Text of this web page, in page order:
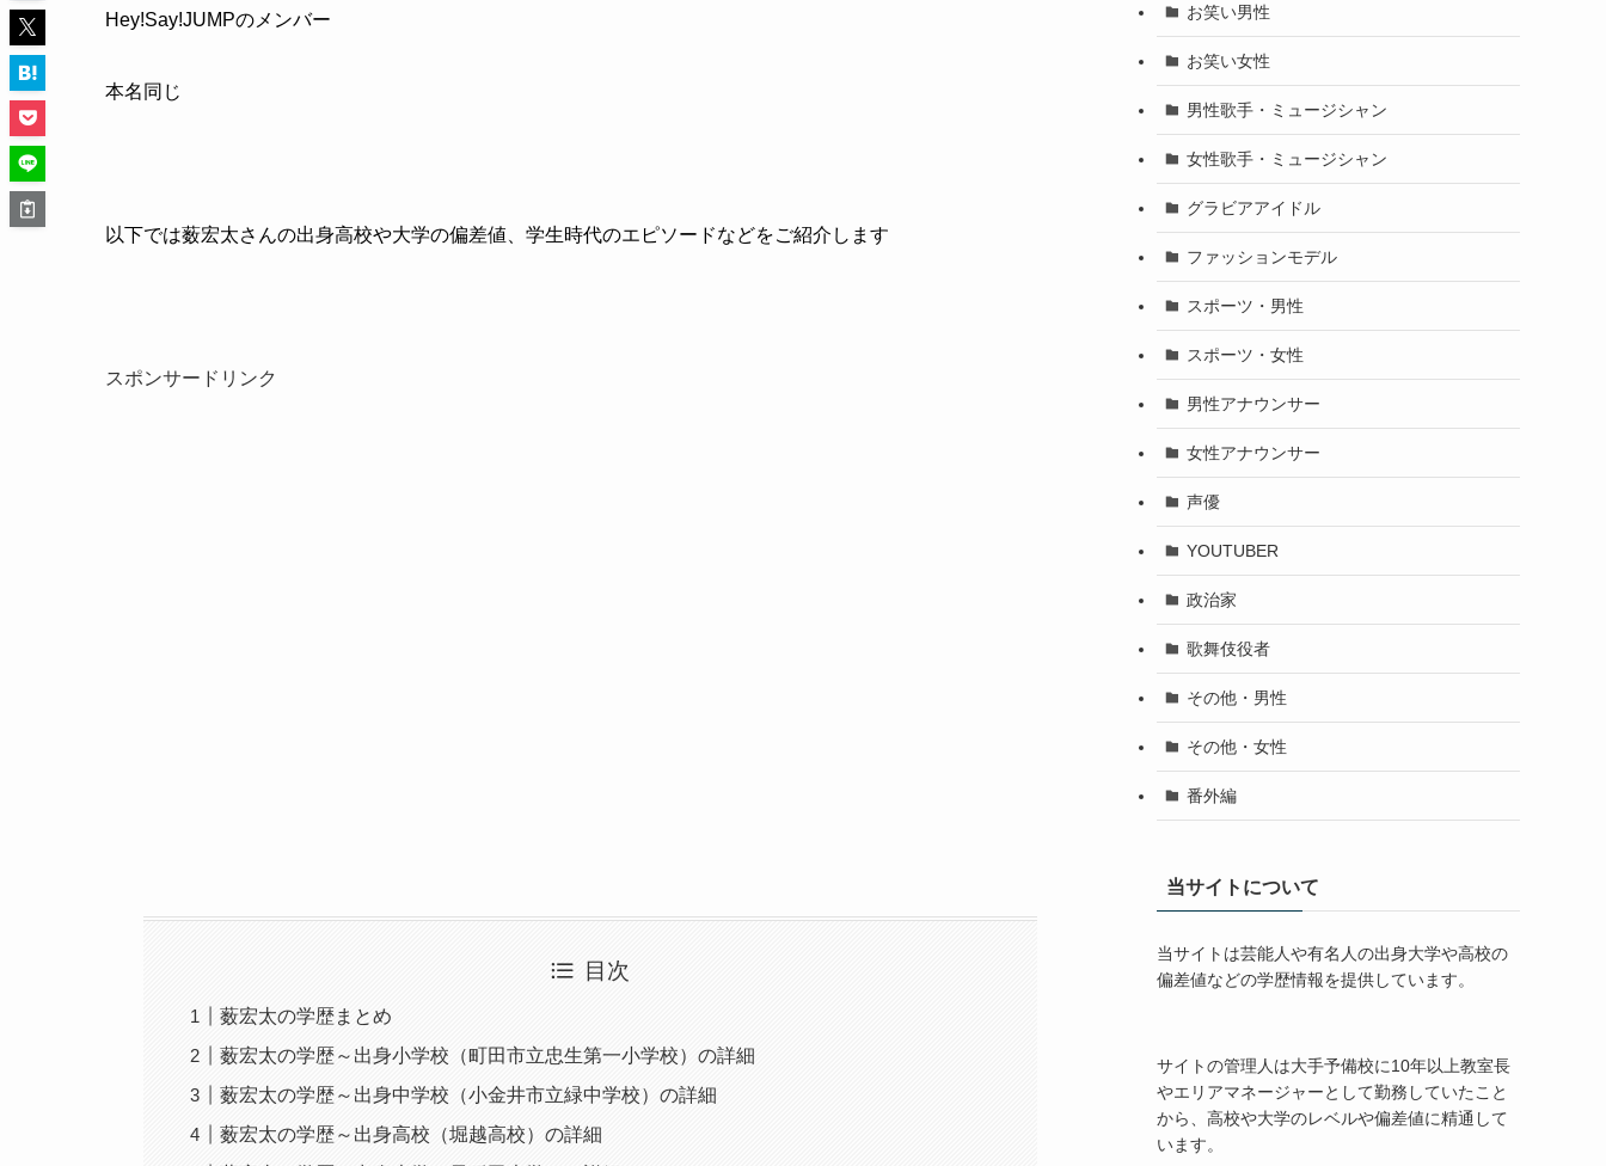
Hey!Say!JUMPのメンバー
本名同じ
以下では薮宏太さんの出身高校や大学の偏差値、学生時代のエピソードなどをご紹介します
スポンサードリンク
目次
薮宏太の学歴まとめ
薮宏太の学歴～出身小学校（町田市立忠生第一小学校）の詳細
薮宏太の学歴～出身中学校（小金井市立緑中学校）の詳細
薮宏太の学歴～出身高校（堀越高校）の詳細
お笑い男性
お笑い女性
男性歌手・ミュージシャン
女性歌手・ミュージシャン
グラビアアイドル
ファッションモデル
スポーツ・男性
スポーツ・女性
男性アナウンサー
女性アナウンサー
声優
YOUTUBER
政治家
歌舞伎役者
その他・男性
その他・女性
番外編
当サイトについて
当サイトは芸能人や有名人の出身大学や高校の
偏差値などの学歴情報を提供しています。
サイトの管理人は大手予備校に10年以上教室長
やエリアマネージャーとして勤務していたこと
から、高校や大学のレベルや偏差値に精通して
います。